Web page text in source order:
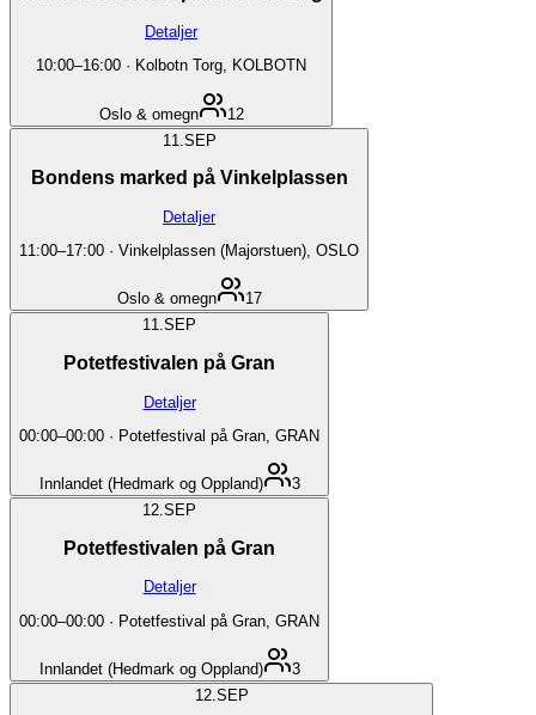
Detaljer
10:00–16:00 · Kolbotn Torg, KOLBOTN
Oslo & omegn
12
11. SEP
Bondens marked på Vinkelplassen
Detaljer
11:00–17:00 · Vinkelplassen (Majorstuen), OSLO
Oslo & omegn
17
11.SEP
Potetfestivalen på Gran
Detaljer
00:00–00:00 · Potetfestival på Gran, GRAN
Innlandet (Hedmark og Oppland)
3
12.SEP
Potetfestivalen på Gran
Detaljer
00:00–00:00 · Potetfestival på Gran, GRAN
Innlandet (Hedmark og Oppland)
3
12.SEP